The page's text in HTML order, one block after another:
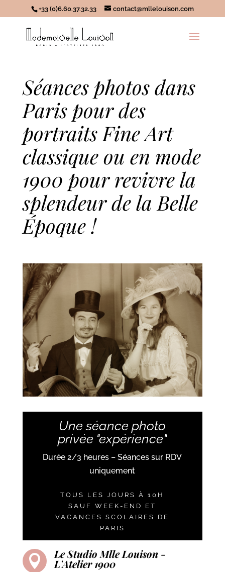
+33 (0)6.60.37.32.33 contact@mllelouison.com
Séances photos dans
Paris pour des
portraits Fine Art
classiqueou en mode
1900 pour revivre la
splendeur de la Belle
Époque !
Une séance photo
privée "expérience"
Durée 2/3 heures – Séances sur RDV
uniquement
TOUS LES JOURS À 10H
SAUF WEEK-END ET
VACANCES SCOLAIRES DE
PARIS
 Le Studio Mlle Louison -
L'Atelier 1900